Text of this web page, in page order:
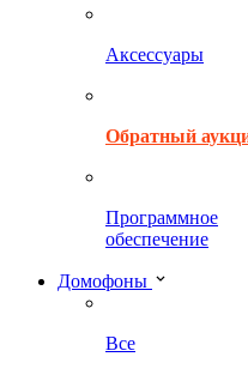
Аксессуары
Обратный
Программное
обеспечение
Домофоны
Все